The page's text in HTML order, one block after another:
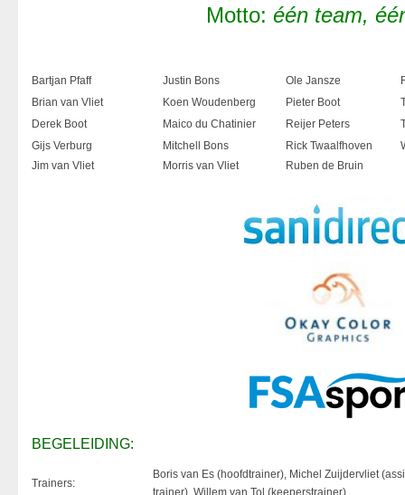
Motto: één team,
Bartjan Pfaff Justin Bons Ole Jansze
Brian van Vliet
Koen Woudenberg Pieter Boot
Derek Boot
Maico du Chatinier Reijer Peters
Gijs Verburg
Mitchell Bons Rick Twaalfhoven
Jim van Vliet
Morris van Vliet Ruben de Bruin
BEGELEIDING:
Trainers:
Boris van Es (hoofdtrainer), Michel Zuijdervliet
trainer), Willem van Tol (keeperstrainer)